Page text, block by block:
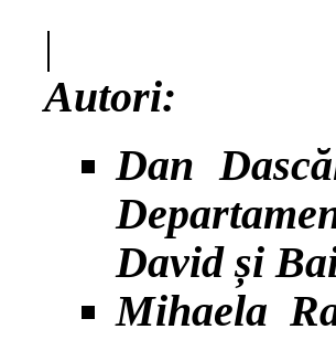
|
Autori:
Dan
David și
Mihaela